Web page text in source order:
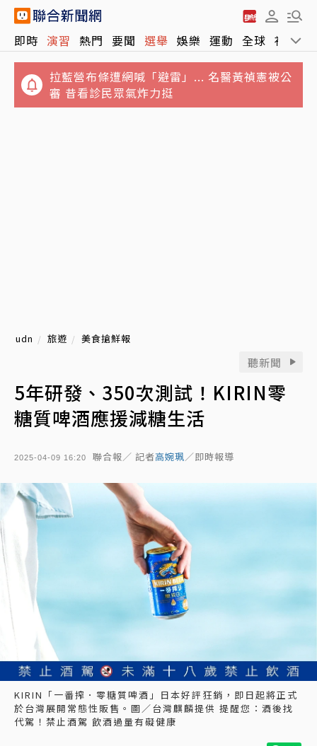
即時 演習 熱門 要聞 選舉 娛樂 運動 全球 社會
拉藍營布條遭網喊「避雷」... 名醫黃禎憲被公
審 昔看診民眾氣炸力挺
udn 旅遊 美食搶鮮報
聽新聞
5年研發、350次測試！KIRIN零
糖質啤酒應援減糖生活
2025-04-09 16:20 聯合報／ 記者高婉珮／即時報導
KIRIN「一番搾．零糖質啤酒」日本好評狂銷，即日起將正式
於台灣展開常態性販售。圖／台灣麒麟提供 提醒您：酒後找
代駕！禁止酒駕 飲酒過量有礙健康